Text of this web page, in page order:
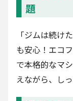
題
「ジムは続け
も安心！エコ
で本格的なマ
えながら、し